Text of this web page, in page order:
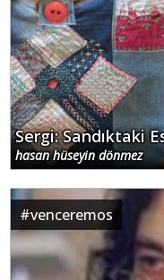
Sergi: Sandıktaki
hasan hüseyin dönmez
#venceremos